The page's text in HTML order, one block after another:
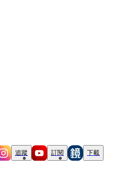
追蹤 訂閱 下載